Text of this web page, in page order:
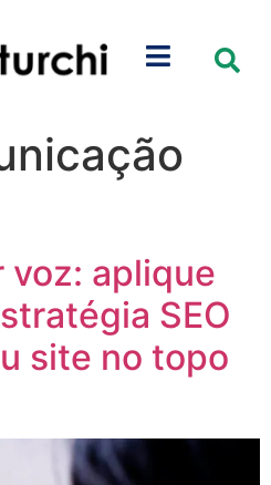
voz: aplique
SEO
site no topo